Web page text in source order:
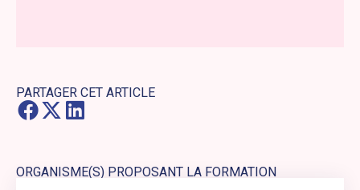
PARTAGER CET ARTICLE
ORGANISME(S) PROPOSANT LA FORMATION